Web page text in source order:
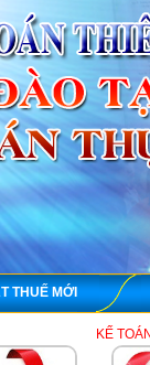
THUẾ MỚI
KẾ TOÁN THIÊN